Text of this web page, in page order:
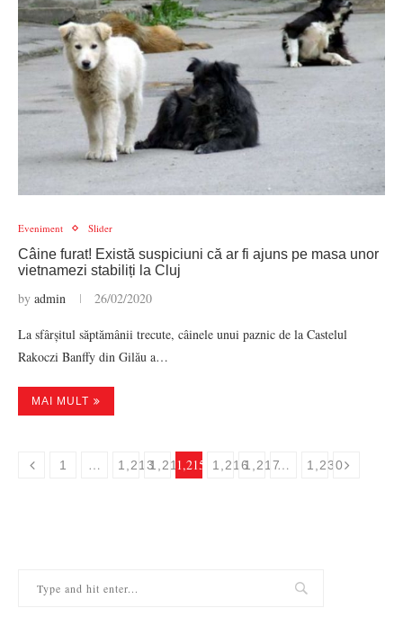
Eveniment Slider
Câine furat! Există suspiciuni că ar fi ajuns pe masa unor
vietnamezi stabiliți la Cluj
by admin 26/02/2020
La sfârșitul săptămânii trecute, câinele unui paznic de la Castelul
Rakoczi Banffy din Gilău a…
MAI MULT
1 … 1,2131,2141,215 1,2161,217… 1,230